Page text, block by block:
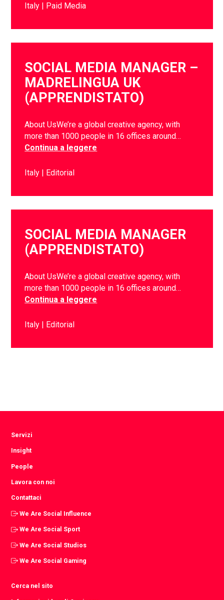
Italy Paid Media
SOCIAL MEDIA MANAGER –
MADRELINGUA UK
(APPRENDISTATO)
About UsWe’re a global creative agency, with
more than 1000 people in 16 offices around…
Continua a leggere
Italy Editorial
SOCIAL MEDIA MANAGER
(APPRENDISTATO)
About UsWe’re a global creative agency, with
more than 1000 people in 16 offices around…
Continua a leggere
Italy Editorial
Servizi
Insight
People
Lavora con noi
Contattaci
We Are Social Influence
We Are Social Sport
We Are Social Studios
We Are Social Gaming
Cerca nel sito